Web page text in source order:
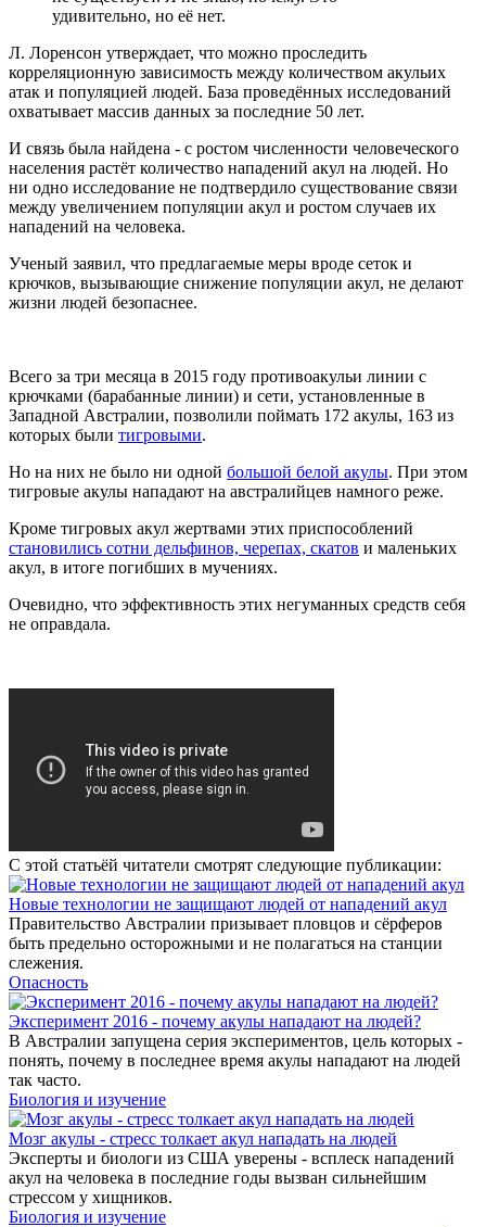
удивительно, но её нет.
Л. Лоренсон утверждает, что можно проследить
корреляционную зависимость между количеством акульих
атак и популяцией людей. База проведённых исследований
охватывает массив данных за последние 50 лет.
И связь была найдена - с ростом численности человеческого
населения растёт количество нападений акул на людей. Но
ни одно исследование не подтвердило существование связи
между увеличением популяции акул и ростом случаев их
нападений на человека.
Ученый заявил, что предлагаемые меры вроде сеток и
крючков, вызывающие снижение популяции акул, не делают
жизни людей безопаснее.
Всего за три месяца в 2015 году противоакульи линии с
крючками (барабанные линии) и сети, установленные в
Западной Австралии, позволили поймать 172 акулы, 163 из
которых были тигровыми.
Но на них не было ни одной большой белой акулы. При этом
тигровые акулы нападают на австралийцев намного реже.
Кроме тигровых акул жертвами этих приспособлений
становились сотни дельфинов, черепах, скатов и маленьких
акул, в итоге погибших в мучениях.
Очевидно, что эффективность этих негуманных средств себя
не оправдала.
С этой статьёй читатели смотрят следующие публикации:
Новые технологии не защищают людей от нападений акул
Правительство Австралии призывает пловцов и сёрферов
быть предельно осторожными и не полагаться на станции
слежения.
Опасность
Эксперимент 2016 - почему акулы нападают на людей?
В Австралии запущена серия экспериментов, цель которых -
понять, почему в последнее время акулы нападают на людей
так часто.
Биология и изучение
Мозг акулы - стресс толкает акул нападать на людей
Эксперты и биологи из США уверены - всплеск нападений
акул на человека в последние годы вызван сильнейшим
стрессом у хищников.
Биология и изучение